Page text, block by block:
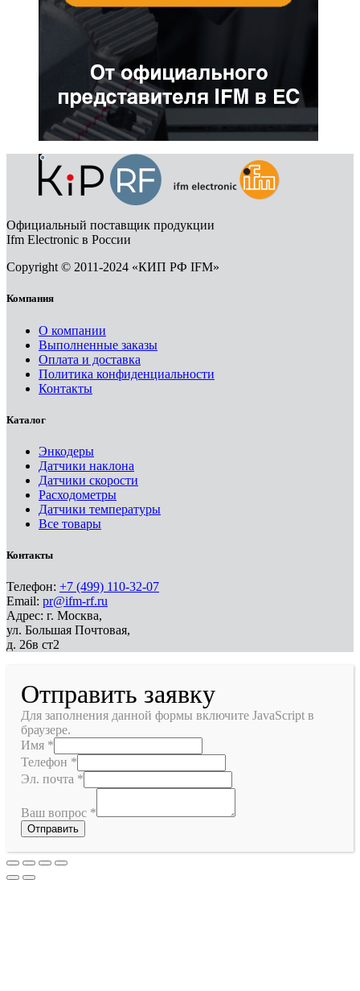
Официальный поставщик продукции
Ifm Electronic в России
Copyright © 2011-2024 «КИП РФ IFM»
Компания
О компании
Выполненные заказы
Оплата и доставка
Политика конфиденциальности
Контакты
Каталог
Энкодеры
Датчики наклона
Датчики скорости
Расходометры
Датчики температуры
Все товары
Контакты
Телефон: +7 (499) 110-32-07
Email: pr@ifm-rf.ru
Адрес: г. Москва,
ул. Большая Почтовая,
д. 26в ст2
Отправить заявку
Для заполнения данной формы включите JavaScript в
браузере.
Имя *
Телефон *
Эл. почта *
Ваш вопрос *
Отправить